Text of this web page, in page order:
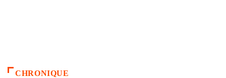
CHRONIQUE